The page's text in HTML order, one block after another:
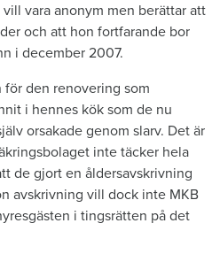
vara anonym men berättar att
och att hon fortfarande bor
i december 2007.
för den renovering som
i hennes kök som de nu
orsakade genom slarv. Det är
inte täcker hela
de gjort en åldersavskrivning
avskrivning vill dock inte MKB
i tingsrätten på det